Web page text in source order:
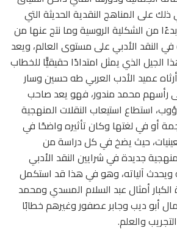
على المناهج النقدية الحديثة التي
من الشكلية الروسية وما نتج عنها من
النقد الأدبي على مستوى العالم، ويعد
الجيل الذي يمثل امتدادًا حقيقيًّا للخطاب
عميد الأدب العربي طه حسين وسار
رأسهم محمد مندور، فهو يعد صاحب
استطاع استيعاب النقلات المنهجية
أو في لغتها وكان تأثيره واضحًا في
حيث يضخ في كل دراسة من
جديدة في شرايين النقد الأدبي
ويحدث آلياته، وهو في هذا قد استكمل
أمثال عبد السلام المسدي ومحمد
أبو ديب وجابر عصفور وغيرهم خطابًا
والعلم.